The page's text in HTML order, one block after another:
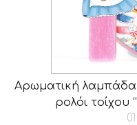
Αρωματική λαμπάδα
ρολόι τοίχου